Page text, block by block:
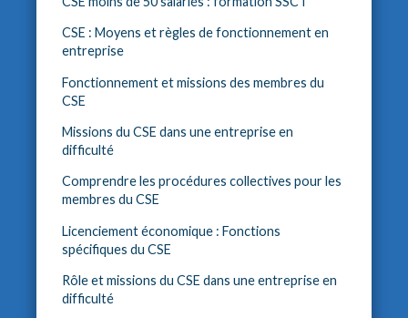
CSE : Moyens et règles de fonctionnement en
entreprise
Fonctionnement et missions des membres du
CSE
Missions du CSE dans une entreprise en
difficulté
Comprendre les procédures collectives pour les
membres du CSE
Licenciement économique : Fonctions
spécifiques du CSE
Rôle et missions du CSE dans une entreprise en
difficulté